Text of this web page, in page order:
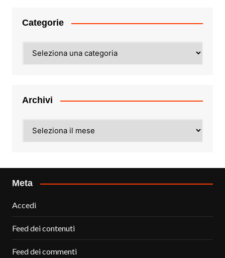
Categorie
Archivi
Meta
Accedi
Feed dei contenuti
Feed dei commenti